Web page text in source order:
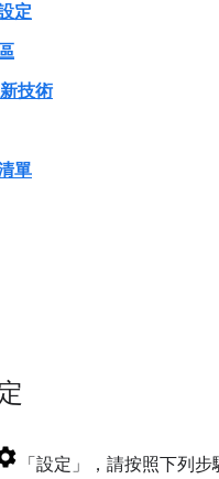
定
技術
單
「設定」 ，請按照下列步